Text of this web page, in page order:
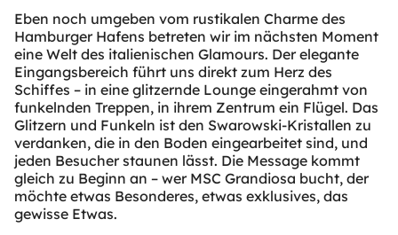
Eben noch umgeben vom rustikalen Charme des
Hamburger Hafens betreten wir im nächsten Moment
eine Welt des italienischen Glamours. Der elegante
Eingangsbereich führt uns direkt zum Herz des
Schiffes – in eine glitzernde Lounge eingerahmt von
funkelnden Treppen, in ihrem Zentrum ein Flügel. Das
Glitzern und Funkeln ist den Swarowski-Kristallen zu
verdanken, die in den Boden eingearbeitet sind, und
jeden Besucher staunen lässt. Die Message kommt
gleich zu Beginn an – wer MSC Grandiosa bucht, der
möchte etwas Besonderes, etwas exklusives, das
gewisse Etwas.